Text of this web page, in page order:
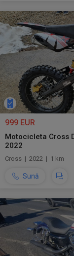
999 EUR
Motocicleta Cross
2022
Cross | 2022 | 1 km
Sună